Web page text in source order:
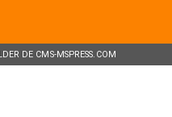
DE CMS-MSPRESS.COM